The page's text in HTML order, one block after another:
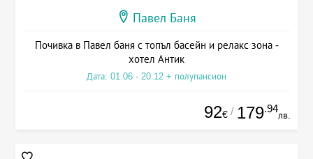
Павел Баня
Почивка в Павел баня с топъл басейн и релакс зона -
хотел Антик
Дата: 01.06 - 20.12 + полупансион
92€ / 179.94
лв.